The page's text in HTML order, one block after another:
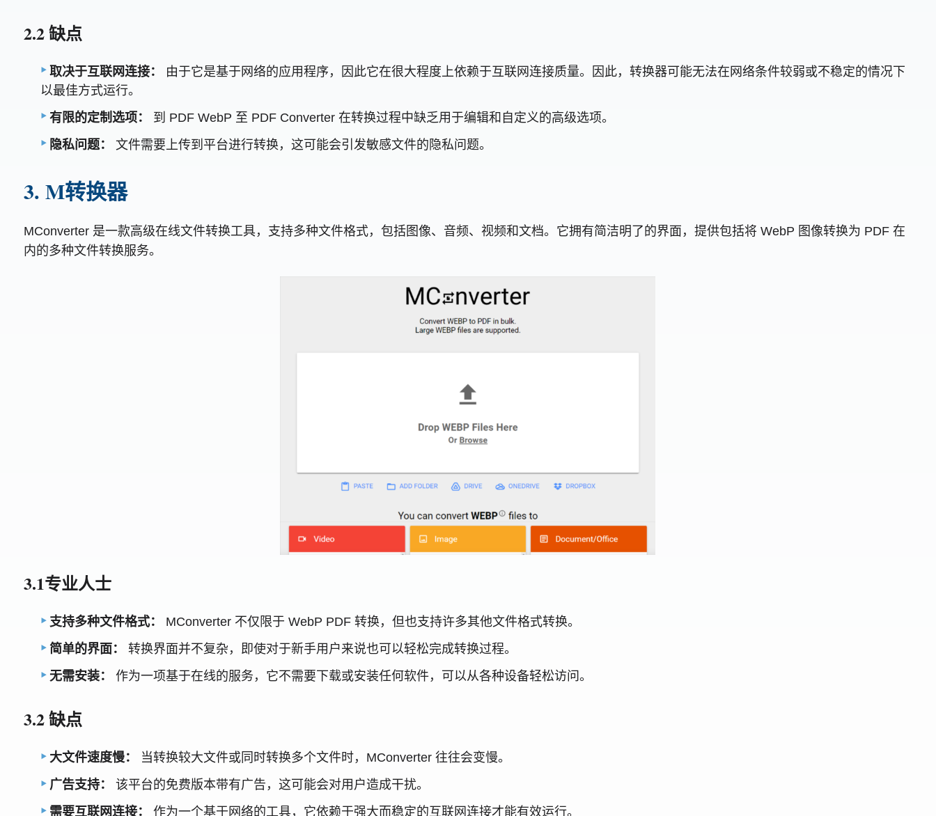
2.2 缺点
取决于互联网连接：
由于它是基于网络的应用程序，因此它在很大程度上依赖于互联网连接质量。因此，转换器可能无法在网络条件较弱或不稳定的情况下
以最佳方式运行。
有限的定制选项：
到 PDF WebP 至 PDF Converter 在转换过程中缺乏用于编辑和自定义的高级选项。
隐私问题：
文件需要上传到平台进行转换，这可能会引发敏感文件的隐私问题。
3. M转换器
MConverter 是一款高级在线文件转换工具，支持多种文件格式，包括图像、音频、视频和文档。它拥有简洁明了的界面，提供包括将 WebP 图像转换为 PDF 在
内的多种文件转换服务。
3.1专业人士
支持多种文件格式：
MConverter 不仅限于 WebP PDF 转换，但也支持许多其他文件格式转换。
简单的界面：
转换界面并不复杂，即使对于新手用户来说也可以轻松完成转换过程。
无需安装：
作为一项基于在线的服务，它不需要下载或安装任何软件，可以从各种设备轻松访问。
3.2 缺点
大文件速度慢：
当转换较大文件或同时转换多个文件时，MConverter 往往会变慢。
广告支持：
该平台的免费版本带有广告，这可能会对用户造成干扰。
需要互联网连接：
作为一个基于网络的工具，它依赖于强大而稳定的互联网连接才能有效运行。